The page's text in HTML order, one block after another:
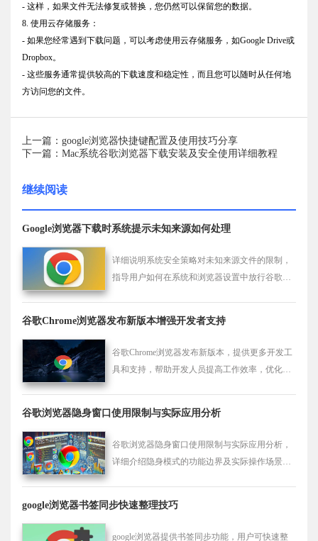
- 这样，如果文件无法修复或替换，您仍然可以保留您的数据。
8. 使用云存储服务：
- 如果您经常遇到下载问题，可以考虑使用云存储服务，如Google Drive或
Dropbox。
- 这些服务通常提供较高的下载速度和稳定性，而且您可以随时从任何地
方访问您的文件。
上一篇：google浏览器快捷键配置及使用技巧分享
下一篇：Mac系统谷歌浏览器下载安装及安全使用详细教程
继续阅读
Google浏览器下载时系统提示未知来源如何处理
详细说明系统安全策略对未知来源文件的限制，
指导用户如何在系统和浏览器设置中放行谷歌浏
谷歌Chrome浏览器发布新版本增强开发者支持
谷歌Chrome浏览器发布新版本，提供更多开发工
具和支持，帮助开发人员提高工作效率，优化We
谷歌浏览器隐身窗口使用限制与实际应用分析
谷歌浏览器隐身窗口使用限制与实际应用分析，
详细介绍隐身模式的功能边界及实际操作场景，
google浏览器书签同步快速整理技巧
google浏览器提供书签同步功能，用户可快速整